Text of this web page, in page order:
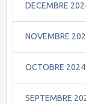
DECEMBRE
NOVEMBRE
OCTOBRE 2024
SEPTEMBRE